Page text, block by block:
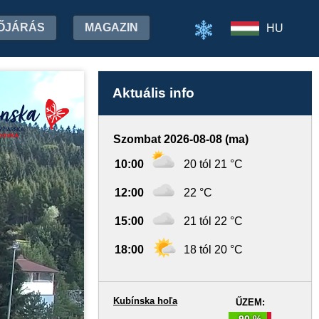
MAGAZIN HU
Aktuális info
Szombat 2026-08-08 (ma)
10:00 20 tól 21 °C
12:00 22 °C
15:00 21 tól 22 °C
18:00 18 tól 20 °C
ŰZEM:
Kubínska hoľa